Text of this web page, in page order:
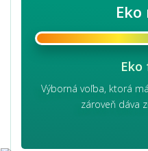
Výborná voľba, ktorá
zároveň dáva